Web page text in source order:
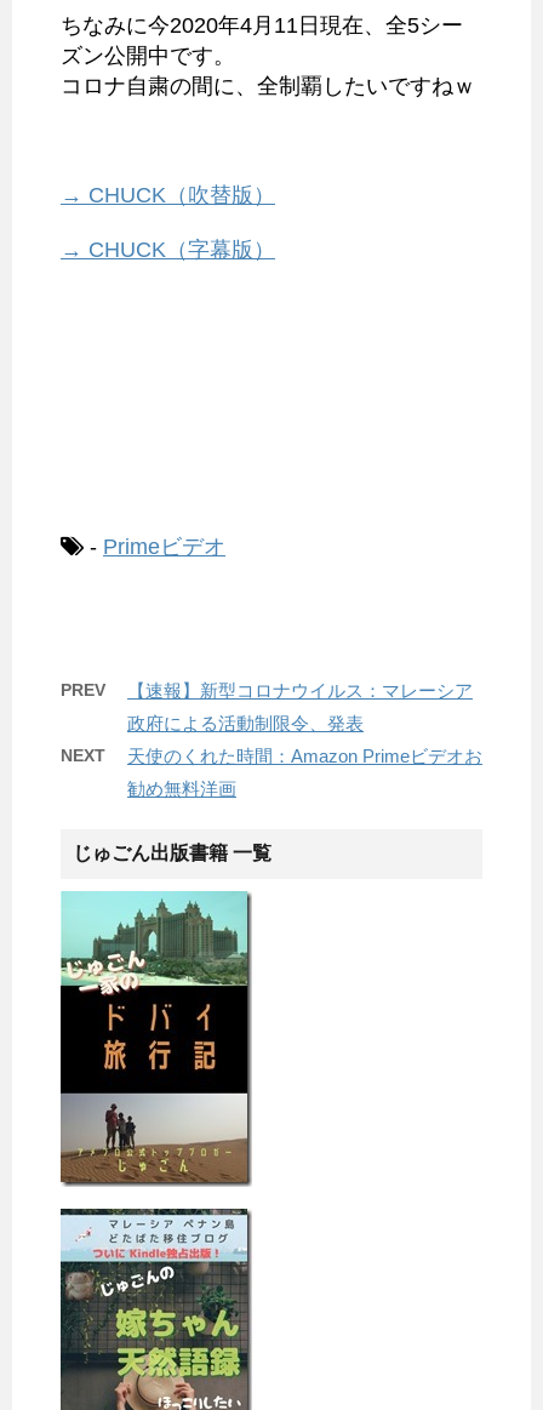
ちなみに今2020年4月11日現在、全5シー
ズン公開中です。
コロナ自粛の間に、全制覇したいですねｗ
→ CHUCK（吹替版）
→ CHUCK（字幕版）
- Primeビデオ
PREV
【速報】新型コロナウイルス：マレーシア
政府による活動制限令、発表
NEXT
天使のくれた時間：Amazon Primeビデオお
勧め無料洋画
じゅごん出版書籍 一覧